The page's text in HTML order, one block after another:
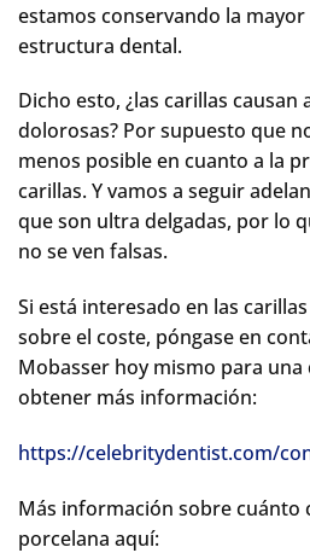
estamos conservando la
estructura dental.
Dicho esto, ¿las carillas causan
dolorosas? Por supuesto que
menos posible en cuanto a la
carillas. Y vamos a seguir
que son ultra delgadas, por lo
no se ven falsas.
Si está interesado en las
sobre el coste, póngase en
Mobasser hoy mismo para
obtener más información:
https://celebritydentist.com/
Más información sobre cuánto
porcelana aquí: